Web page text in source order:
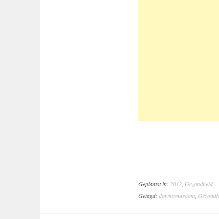
Geplaatst in: 2012 Gezondheid
Getagd: downsyndroom